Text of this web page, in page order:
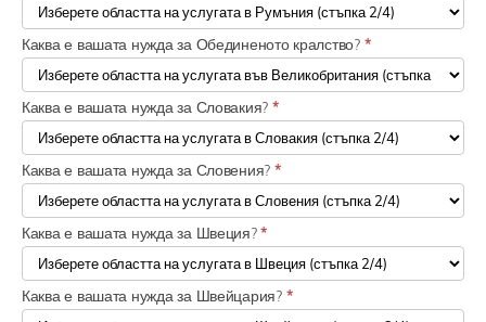
Каква е вашата нужда за Обединеното кралство? *
Каква е вашата нужда за Словакия? *
Каква е вашата нужда за Словения? *
Каква е вашата нужда за Швеция?*
Каква е вашата нужда за Швейцария? *